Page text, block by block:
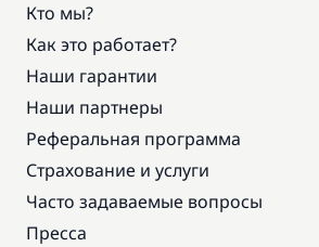
Кто мы?
Как это работает?
Наши гарантии
Наши партнеры
Реферальная программа
Страхование и услуги
Часто задаваемые вопросы
Пресса